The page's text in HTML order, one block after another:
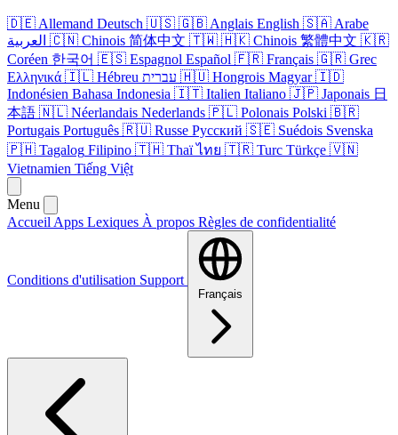
🇩🇪 Allemand Deutsch 🇺🇸 🇬🇧 Anglais English 🇸🇦 Arabe
العربية 🇨🇳 Chinois 简体中文 🇹🇼 🇭🇰 Chinois 繁體中文 🇰🇷
Coréen 한국어 🇪🇸 Espagnol Español 🇫🇷 Français 🇬🇷 Grec
Ελληνικά 🇮🇱 Hébreu עברית 🇭🇺 Hongrois Magyar 🇮🇩
Indonésien Bahasa Indonesia 🇮🇹 Italien Italiano 🇯🇵 Japonais 日
本語 🇳🇱 Néerlandais Nederlands 🇵🇱 Polonais Polski 🇧🇷
Portugais Português 🇷🇺 Russe Русский 🇸🇪 Suédois Svenska
🇵🇭 Tagalog Filipino 🇹🇭 Thaï ไทย 🇹🇷 Turc Türkçe 🇻🇳
Vietnamien Tiếng Việt
Menu
Accueil Apps Lexiques À propos Règles de confidentialité
Conditions d'utilisation Support
Français